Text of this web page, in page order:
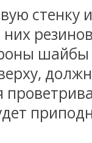
стенку